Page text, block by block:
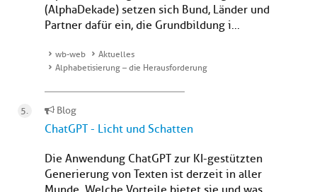
(AlphaDekade) setzen sich Bund, Länder und
Partner dafür ein, die Grundbildung i...
wb-web
Aktuelles
Alphabetisierung – die Herausforderung
Blog
ChatGPT - Licht und Schatten
Die Anwendung ChatGPT zur KI-gestützten
Generierung von Texten ist derzeit in aller